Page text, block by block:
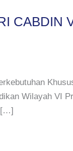
CABDIN
Wilayah VI
[…]